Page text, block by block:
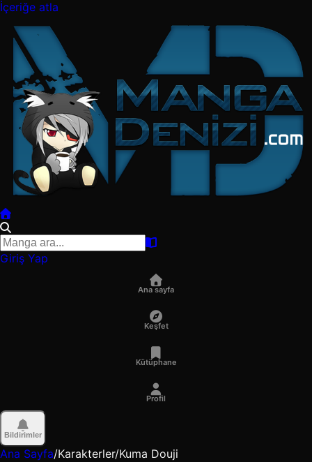
İçeriğe atla
Giriş Yap
Ana sayfa
Keşfet
Kütüphane
Profil
Bildirimler
Ana Sayfa/Karakterler/Kuma Douji